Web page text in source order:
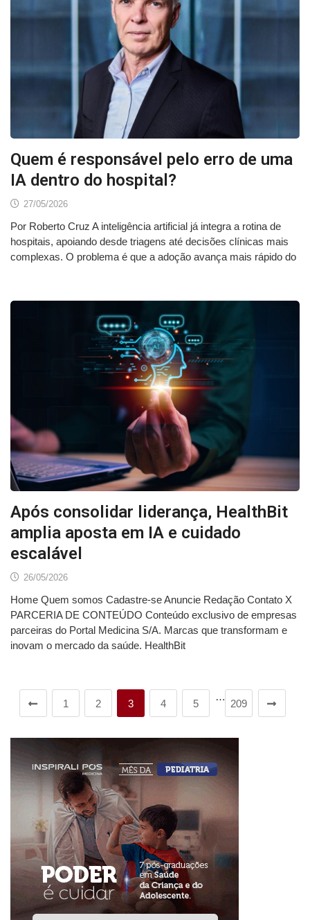
Quem é responsável pelo erro de uma
IA dentro do hospital?
27/05/2026
Por Roberto Cruz A inteligência artificial já integra a rotina de
hospitais, apoiando desde triagens até decisões clínicas mais
complexas. O problema é que a adoção avança mais rápido do
Após consolidar liderança, HealthBit
amplia aposta em IA e cuidado
escalável
26/05/2026
Home Quem somos Cadastre-se Anuncie Redação Contato X
PARCERIA DE CONTEÚDO Conteúdo exclusivo de empresas
parceiras do Portal Medicina S/A. Marcas que transformam e
inovam o mercado da saúde. HealthBit
1 2 3 4 5
…
209